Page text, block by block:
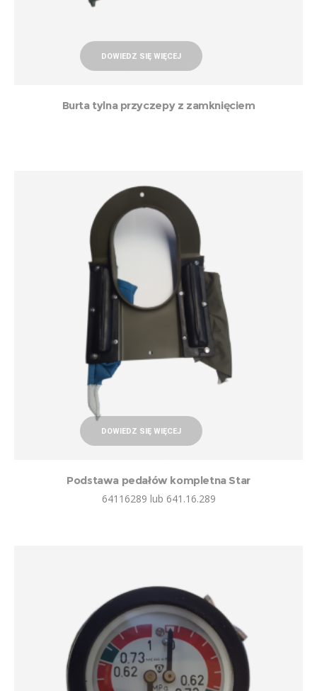
DOWIEDZ SIĘ WIĘCEJ
Burta tylna przyczepy z zamknięciem
DOWIEDZ SIĘ WIĘCEJ
Podstawa pedałów kompletna Star
64116289 lub 641.16.289